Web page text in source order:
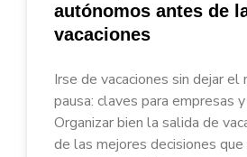
autónomos antes de
vacaciones
Irse de vacaciones sin dejar el
pausa: claves para empresas
Organizar bien la salida de
de las mejores decisiones